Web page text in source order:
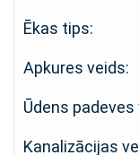
Ēkas tips:
Apkures veids:
Ūdens padeves
Kanalizācijas